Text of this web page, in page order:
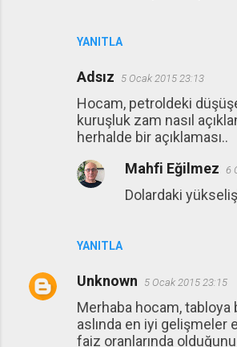
YANITLA
Adsız 5 Ocak 2015 23:13
Hocam, petroldeki
kuruşluk zam nasıl
herhalde bir açıklaması..
YANITLA
Mahfi Eğilmez 6
Dolardaki
Unknown 5 Ocak 2015 23:15
Merhaba hocam, tabloya
aslında en iyi gelişmeler
faiz oranlarında